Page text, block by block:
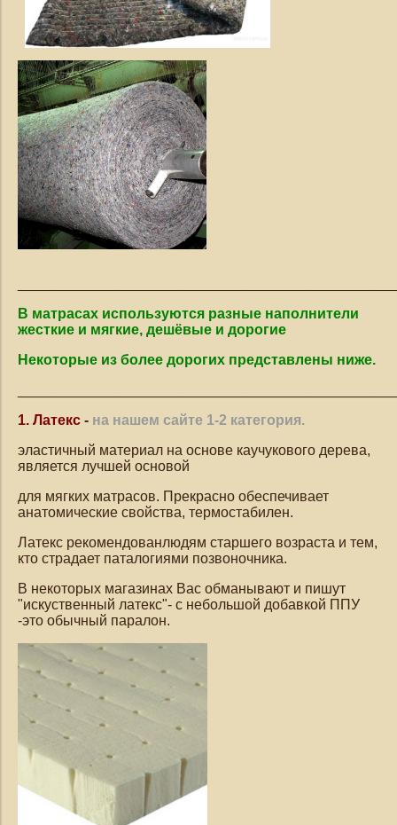
В матрасах используются разные наполнители
жесткие и мягкие, дешёвые и дорогие
Некоторые из более дорогих представлены ниже.
1. Латекс - на нашем сайте 1-2 категория.
эластичный материал на основе каучукового дерева,
является лучшей основой
для мягких матрасов. Прекрасно обеспечивает
анатомические свойства, термостабилен.
Латекс рекомендованлюдям старшего возраста и тем,
кто страдает паталогиями позвоночника.
В некоторых магазинах Вас обманывают и пишут
"искуственный латекс"- с небольшой добавкой ППУ
-это обычный паралон.